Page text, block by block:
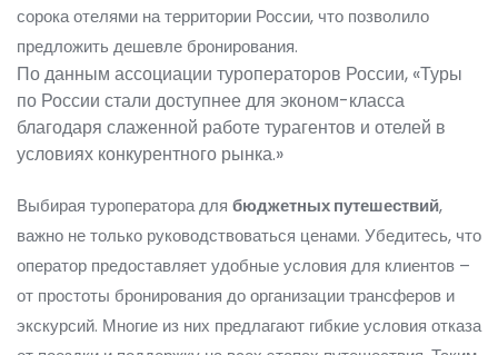
сорока отелями на территории России, что позволило
предложить дешевле бронирования.
По данным ассоциации туроператоров России, «Туры
по России стали доступнее для эконом-класса
благодаря слаженной работе турагентов и отелей в
условиях конкурентного рынка.»
Выбирая туроператора для бюджетных путешествий,
важно не только руководствоваться ценами. Убедитесь, что
оператор предоставляет удобные условия для клиентов –
от простоты бронирования до организации трансферов и
экскурсий. Многие из них предлагают гибкие условия отказа